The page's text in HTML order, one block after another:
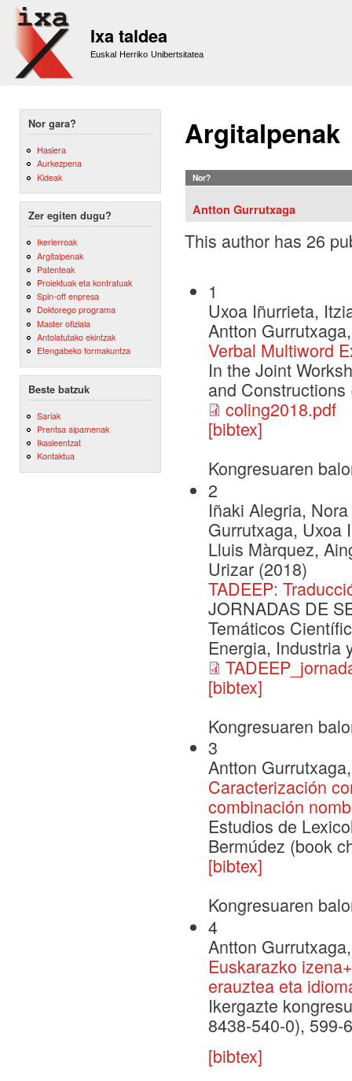
Ixa taldea
Euskal Herriko Unibertsitatea
Nor gara?
Hasiera
Aurkezpena
Kideak
Zer egiten dugu?
Ikerlerroak
Argitalpenak
Patenteak
Proiektuak eta kontratuak
Spin-off enpresa
Doktorego programa
Master ofiziala
Antolatutako ekintzak
Etengabeko formakuntza
Beste batzuk
Sariak
Prentsa aipamenak
Ikasleentzat
Kontaktua
Argitalpenak
Nor?
Antton Gurrutxaga
This author has 26
1
Uxoa Iñurrieta,
Antton
Verbal Multiword
In the Joint
and
coling2018.pdf
[bibtex]
Kongresuaren
2
Iñaki Alegria,
Gurrutxaga, Uxoa
Lluis Màrquez,
Urizar (2018)
TADEEP:
JORNADAS DE
Temáticos
Energia, Industria
[bibtex]
Kongresuaren
3
Antton
Caracterización
combinación
Estudios de
Bermúdez (book
[bibtex]
Kongresuaren
4
Antton
Euskarazko
erauztea eta
Ikergazte
8438-540-0), 599-
[bibtex]